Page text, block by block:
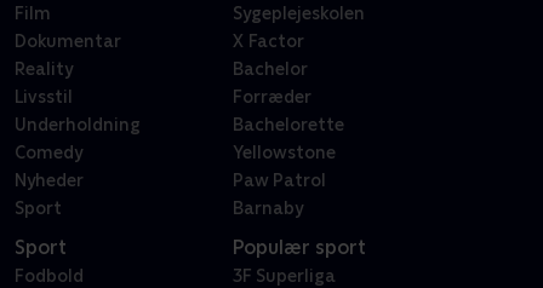
Film
Dokumentar
Reality
Livsstil
Underholdning
Comedy
Nyheder
Sport
Sygeplejeskolen
X Factor
Bachelor
Forræder
Bachelorette
Yellowstone
Paw Patrol
Barnaby
Sport
Fodbold
Populær sport
3F Superliga